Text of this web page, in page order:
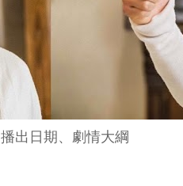
出日期、劇情大綱